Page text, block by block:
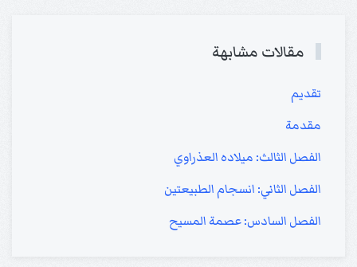
مقالات مشابهة
تقديم
مقدمة
الفصل الثالث: ميلاده العذراوي
الفصل الثاني: انسجام الطبيعتين
الفصل السادس: عصمة المسيح